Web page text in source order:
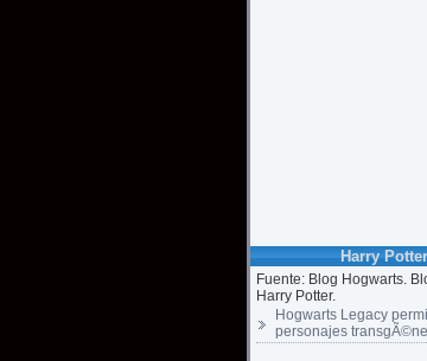
Harry Potter
Fuente: Blog Hogwarts.
Harry Potter.
Hogwarts Legacy
personajes